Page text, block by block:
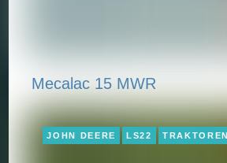
Mecalac 15 MWR
JOHN DEERE LS22 TRAKTOREN